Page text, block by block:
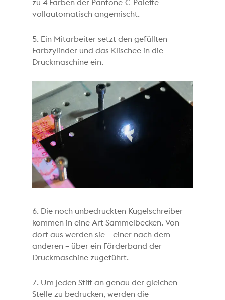
zu 4 Farben der Pantone-C-Palette
vollautomatisch angemischt.
5. Ein Mitarbeiter setzt den gefüllten
Farbzylinder und das Klischee in die
Druckmaschine ein.
6. Die noch unbedruckten Kugelschreiber
kommen in eine Art Sammelbecken. Von
dort aus werden sie – einer nach dem
anderen – über ein Förderband der
Druckmaschine zugeführt.
7. Um jeden Stift an genau der gleichen
Stelle zu bedrucken, werden die